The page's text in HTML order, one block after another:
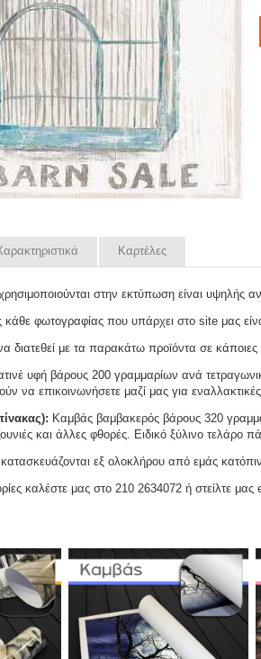
Καρτέλες
στην εκτύπωση είναι υψηλής
φωτογραφίας που υπάρχει στο site μας
διατεθεί με τα παρακάτω προϊόντα σε κάποιες
υφή βάρους 200 γραμμαρίων ανά
να επικοινωνήσετε μαζί μας για
Καμβάς βαμβακερός βάρους 320
και άλλες φθορές. Ειδικό ξύλινο τελάρο
εξ ολοκλήρου από εμάς
καλέστε μας στο 210 2634072 ή στείλτε